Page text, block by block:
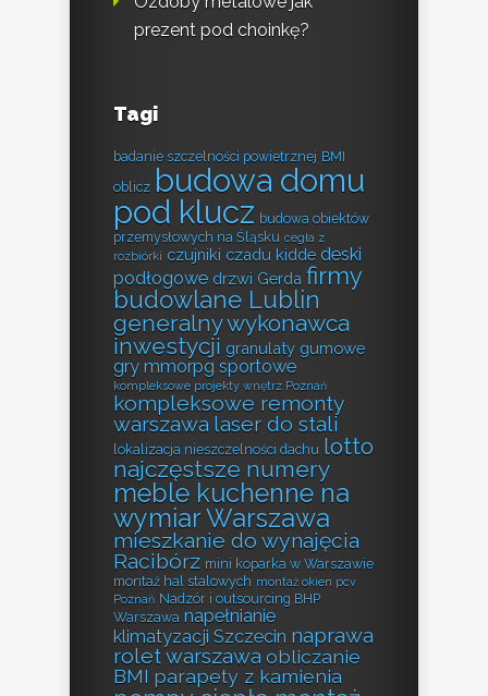
prezent pod choinkę?
Tagi
badanie szczelności powietrznej BMI
oblicz budowa domu
pod klucz budowa obiektów
przemysłowych na Śląsku cegła z
rozbiórki czujniki czadu kidde deski
podłogowe drzwi Gerda firmy
budowlane Lublin
generalny wykonawca
inwestycji granulaty gumowe
gry mmorpg sportowe
kompleksowe projekty wnętrz Poznań
kompleksowe remonty
warszawa laser do stali
lokalizacja nieszczelności dachu lotto
najczęstsze numery
meble kuchenne na
wymiar Warszawa
mieszkanie do wynajęcia
Racibórz mini koparka w Warszawie
montaż hal stalowych montaż okien pcv
Poznań Nadzór i outsourcing BHP
Warszawa napełnianie
klimatyzacji Szczecin naprawa
rolet warszawa obliczanie
BMI parapety z kamienia